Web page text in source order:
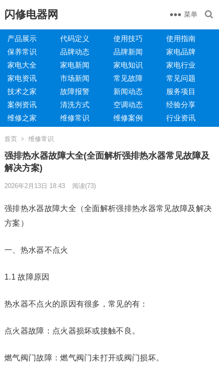
闪修电器网 菜单
产品展示 代码定义 使用技巧
使用指南
保养常识
品牌动态 品牌新闻
家电品牌
家电大全
家电新闻 家电知识
家电行业
家电资讯
市场新闻 常见故障
常见问题
技术之家
故障报警 新闻动态
服务项目
案例资讯
清洗方式 空调动态
经验分享
维修之家
维修常识 维修案例 行业资讯
首页 维修常识
强排热水器故障大全(全面解析强排热水器常见故障及
解决方案)
2026年2月13日 18:43 阅读(73)
强排热水器故障大全（全面解析强排热水器常见故障及解决
方案）
一、热水器不点火
1.1 故障原因
热水器不点火的原因有很多，常见的有：
点火器故障：点火器损坏或接触不良。
燃气阀门故障：燃气阀门未打开或阀门损坏。